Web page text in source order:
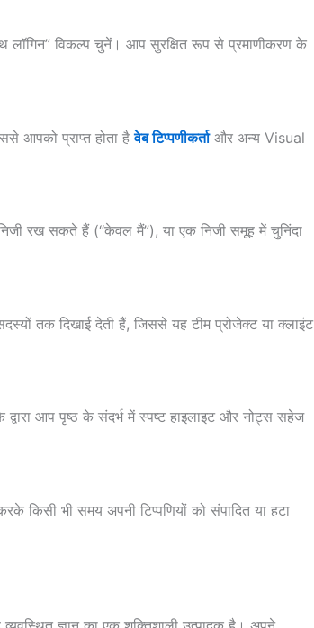
विकल्प चुनें। आप सुरक्षित रूप से प्रमाणीकरण के
आपको प्राप्त होता हैवेब टिप्पणीकर्ताऔर अन्य Visual
रख सकते हैं (“केवल मैं”), या एक निजी समूह में चुनिंदा
तक दिखाई देती हैं, जिससे यह टीम प्रोजेक्ट या क्लाइंट
आप पृष्ठ के संदर्भ में स्पष्ट हाइलाइट और नोट्स सहेज
भी समय अपनी टिप्पणियों को संपादित या हटा